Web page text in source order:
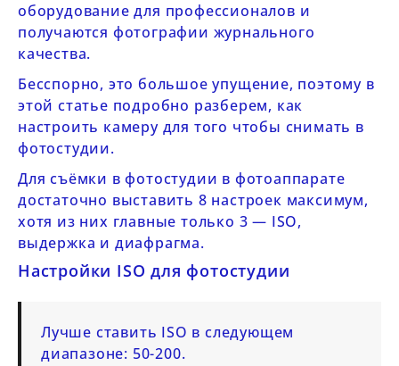
оборудование для профессионалов и
получаются фотографии журнального
качества.
Бесспорно, это большое упущение, поэтому в
этой статье подробно разберем, как
настроить камеру для того чтобы снимать в
фотостудии.
Для съёмки в фотостудии в фотоаппарате
достаточно выставить 8 настроек максимум,
хотя из них главные только 3 — ISO,
выдержка и диафрагма.
Настройки ISO для фотостудии
Лучше ставить ISO в следующем
диапазоне: 50-200.